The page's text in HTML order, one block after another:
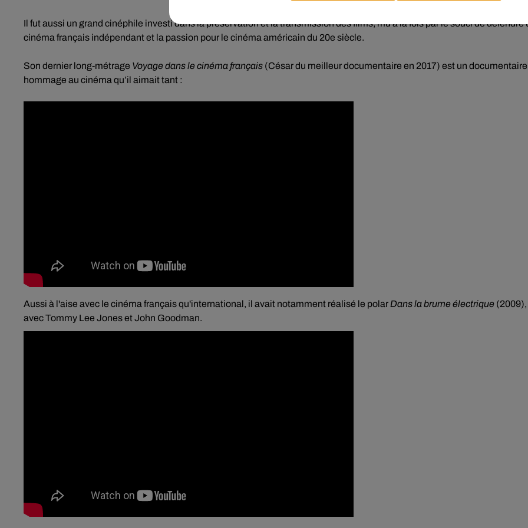
Il fut aussi un grand cinéphile investi dans la préservation et la transmission des films, mû à la fois par le souci de défendre
cinéma français indépendant et la passion pour le cinéma américain du 20e siècle.
Son dernier long-métrage Voyage dans le cinéma français (César du meilleur documentaire en 2017) est un documentaire
hommage au cinéma qu’il aimait tant :
Aussi à l'aise avec le cinéma français qu'international, il avait notamment réalisé le polar Dans la brume électrique (2009),
avec Tommy Lee Jones et John Goodman.